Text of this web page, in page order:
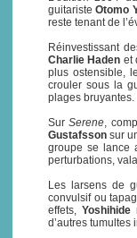
guitaristeOtomo
reste tenant de
Réinvestissant
Charlie Haden et
plus ostensible,
crouler sous la
plages bruyantes.
SurSerene,
Gustafsson sur
groupe se lance
perturbations,
Les larsens de
convulsif ou
effets, Yoshihide
d’autres tumultes